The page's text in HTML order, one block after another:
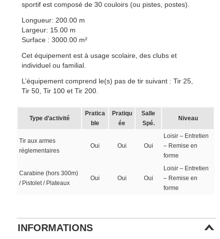
sportif est composé de 30 couloirs (ou pistes, postes).
Longueur: 200.00 m
Largeur: 15.00 m
Surface : 3000.00 m²
Cet équipement est à usage scolaire, des clubs et
individuel ou familial.
L’équipement comprend le(s) pas de tir suivant : Tir 25,
Tir 50, Tir 100 et Tir 200.
Type d’activité
Pratica
ble
Pratiqu
ée
Salle
Spé.
Niveau
Tir aux armes
réglementaires
Oui Oui Oui
Loisir – Entretien
– Remise en
forme
Carabine (hors 300m)
/ Pistolet / Plateaux
Oui Oui Oui
Loisir – Entretien
– Remise en
forme
INFORMATIONS